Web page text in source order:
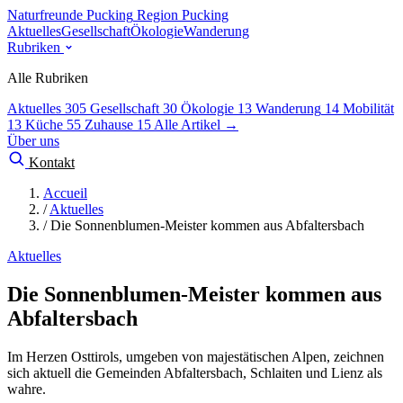
Naturfreunde Pucking Region Pucking
AktuellesGesellschaftÖkologieWanderung
Rubriken
Alle Rubriken
Aktuelles 305 Gesellschaft 30 Ökologie 13 Wanderung 14 Mobilität
13 Küche 55 Zuhause 15 Alle Artikel →
Über uns
Kontakt
Accueil
/ Aktuelles
/ Die Sonnenblumen-Meister kommen aus Abfaltersbach
Aktuelles
Die Sonnenblumen-Meister kommen aus
Abfaltersbach
Im Herzen Osttirols, umgeben von majestätischen Alpen, zeichnen
sich aktuell die Gemeinden Abfaltersbach, Schlaiten und Lienz als
wahre.